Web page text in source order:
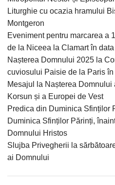
Liturghie cu ocazia hramului
Montgeron
Eveniment pentru marcarea a
de la Niceea la Clamart în
Nașterea Domnului 2025 la
cuviosului Paisie de la Paris
Mesajul la Nașterea
Korsun și a Europei de Vest
Predica din Duminica Sfinților
Duminica Sfinților Părinți,
Domnului Hristos
Slujba Privegherii la
ai Domnului